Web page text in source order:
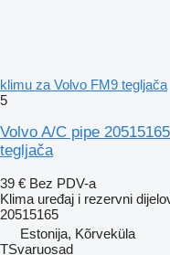
klimu za Volvo FM9 tegljača
5
Volvo A/C pipe
tegljača
39 € Bez PDV-a
Klima uređaj i rezervni
20515165
Estonija, Kõrveküla
TSvaruosad